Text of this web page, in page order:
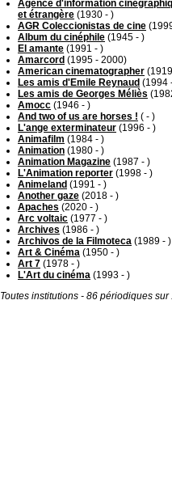
Agence d'information
et étrangère (1930 - )
AGR Coleccionistas de cine
Album du cinéphile (1945 - )
El amante (1991 - )
Amarcord (1995 - 2000)
American cinematographer
Les amis d'Emile Reynaud (1994
Les amis de Georges Méliès
Amocc (1946 - )
And two of us are horses ! ( - )
L'ange exterminateur (1996 - )
Animafilm (1984 - )
Animation (1980 - )
Animation Magazine (1987 - )
L'Animation reporter (1998 - )
Animeland (1991 - )
Another gaze (2018 - )
Apaches (2020 - )
Arc voltaic (1977 - )
Archives (1986 - )
Archivos de la Filmoteca (1989 - )
Art & Cinéma (1950 - )
Art 7 (1978 - )
L'Art du cinéma (1993 - )
Toutes institutions - 86 périodiques sur